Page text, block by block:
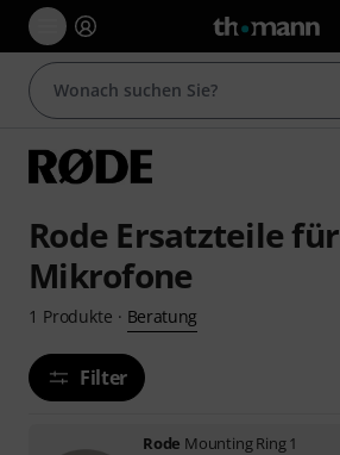
Rode Ersatzteile für
Mikrofone
1 Produkte · Beratung
Filter
Rode Mounting Ring 1